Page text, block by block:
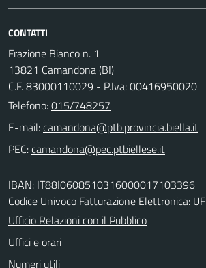
CONTATTI
Frazione Bianco n. 1
13821 Camandona (BI)
C.F. 83000110029 - P.Iva: 00416950020
Telefono:015/748257
E-mail:
PEC:
IBAN: IT88I0608510316000017103396
Codice Univoco Fatturazione Elettronica:
Ufficio Relazioni con il Pubblico
Uffici e orari
Numeri utili